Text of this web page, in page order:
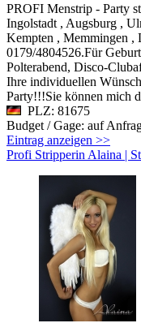
PROFI Menstrip - Party
Ingolstadt , Augsburg ,
Kempten , Memmingen
0179/4804526.Für
Polterabend, Disco-
Ihre individuellen
Party!!!Sie können mich
PLZ: 81675
Budget / Gage: auf
Eintrag anzeigen >>
Profi Stripperin Alaina |